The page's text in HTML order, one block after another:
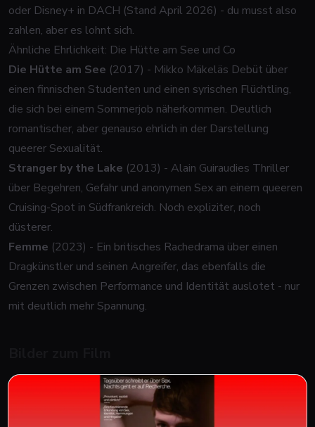
oder Disney+ in DACH (Stand April 2026) - du musst also
zahlen, aber es lohnt sich.
Ähnliche Ehrlichkeit: Die Hütte am See und Co
Die Hütte am See (2017) - Mikko Mäkeläs Debüt über
einen finnischen Studenten und einen syrischen Flüchtling,
die sich bei einem Sommerjob näherkommen. Deutlich
romantischer, aber genauso ehrlich in der Darstellung
queerer Sexualität.
Stranger by the Lake (2013) - Alain Guiraudies Thriller
über Begehren, Gefahr und anonymen Sex an einem queeren
Cruising-Spot in Südfrankreich. Noch expliziter, noch
düsterer.
Femme (2023) - Ein britisches Rachedrama über einen
Dragkünstler und seinen Angreifer, das ebenfalls die
Grenzen zwischen Performance und Identität auslotet - nur
mit deutlich mehr Spannung.